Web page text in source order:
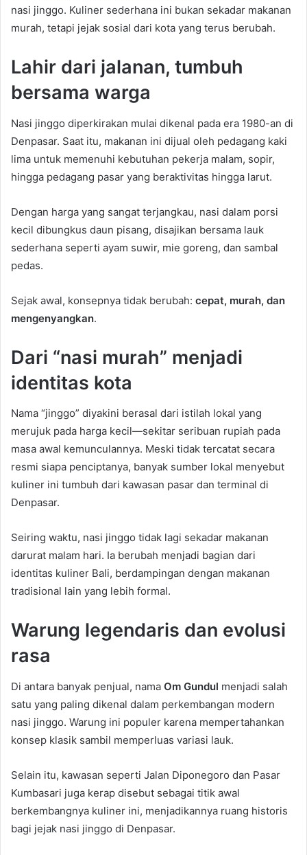
nasi jinggo. Kuliner sederhana ini bukan sekadar makanan
murah, tetapi jejak sosial dari kota yang terus berubah.
Lahir dari jalanan, tumbuh
bersama warga
Nasi jinggo diperkirakan mulai dikenal pada era 1980-an di
Denpasar. Saat itu, makanan ini dijual oleh pedagang kaki
lima untuk memenuhi kebutuhan pekerja malam, sopir,
hingga pedagang pasar yang beraktivitas hingga larut.
Dengan harga yang sangat terjangkau, nasi dalam porsi
kecil dibungkus daun pisang, disajikan bersama lauk
sederhana seperti ayam suwir, mie goreng, dan sambal
pedas.
Sejak awal, konsepnya tidak berubah: cepat, murah, dan
mengenyangkan.
Dari “nasi murah” menjadi
identitas kota
Nama “jinggo” diyakini berasal dari istilah lokal yang
merujuk pada harga kecil—sekitar seribuan rupiah pada
masa awal kemunculannya. Meski tidak tercatat secara
resmi siapa penciptanya, banyak sumber lokal menyebut
kuliner ini tumbuh dari kawasan pasar dan terminal di
Denpasar.
Seiring waktu, nasi jinggo tidak lagi sekadar makanan
darurat malam hari. Ia berubah menjadi bagian dari
identitas kuliner Bali, berdampingan dengan makanan
tradisional lain yang lebih formal.
Warung legendaris dan evolusi
rasa
Di antara banyak penjual, nama Om Gundul menjadi salah
satu yang paling dikenal dalam perkembangan modern
nasi jinggo. Warung ini populer karena mempertahankan
konsep klasik sambil memperluas variasi lauk.
Selain itu, kawasan seperti Jalan Diponegoro dan Pasar
Kumbasari juga kerap disebut sebagai titik awal
berkembangnya kuliner ini, menjadikannya ruang historis
bagi jejak nasi jinggo di Denpasar.